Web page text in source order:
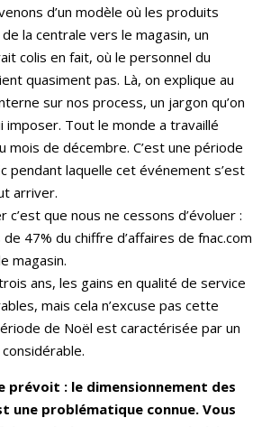
d’un modèle où les produits
la centrale vers le magasin, un
colis en fait, où le personnel du
quasiment pas. Là, on explique au
sur nos process, un jargon qu’on
imposer. Tout le monde a travaillé
mois de décembre. C’est une période
laquelle cet événement s’est
arriver.
c’est que nous ne cessons d’évoluer :
de 47% du chiffre d’affaires de fnac.com
magasin.
ans, les gains en qualité de service
mais cela n’excuse pas cette
de Noël est caractérisée par un
prévoit : le dimensionnement des
une problématique connue. Vous